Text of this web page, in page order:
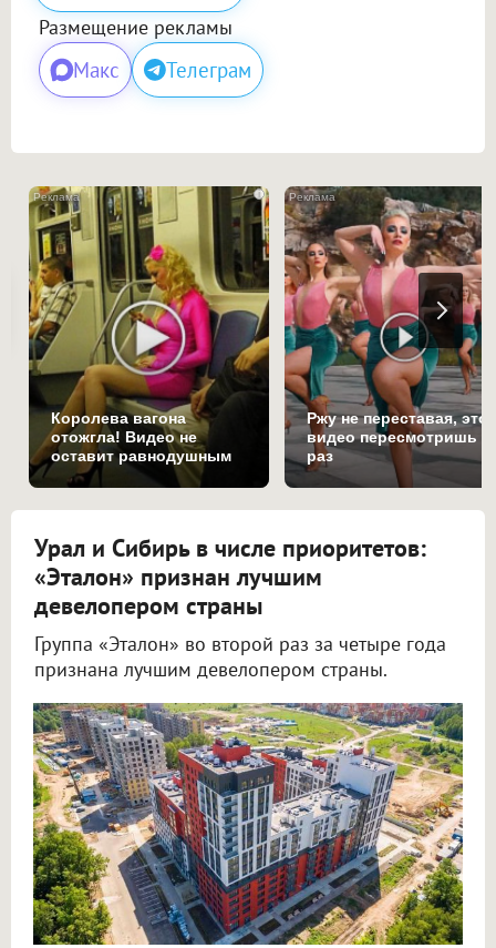
Размещение рекламы
Макс Телеграм
i
Королева вагона
отожгла! Видео не
оставит равнодушным
Ржу не переставая, это
видео пересмотришь
раз
Урал и Сибирь в числе приоритетов:
«Эталон» признан лучшим
девелопером страны
Группа «Эталон» во второй раз за четыре года
признана лучшим девелопером страны.